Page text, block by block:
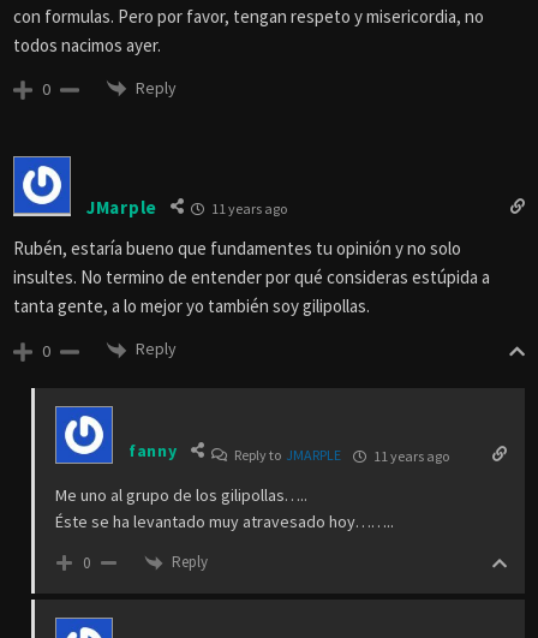
con formulas. Pero por favor, tengan respeto y misericordia, no
todos nacimos ayer.
0 Reply
JMarple 11 years ago
Rubén, estaría bueno que fundamentes tu opinión y no solo
insultes. No termino de entender por qué consideras estúpida a
tanta gente, a lo mejor yo también soy gilipollas.
0 Reply
fanny Reply to JMARPLE 11 years ago
Me uno al grupo de los gilipollas…..
Éste se ha levantado muy atravesado hoy……..
0 Reply